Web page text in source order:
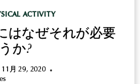
ACTIVITY
はなぜそれが必要
か?
11月 29, 2020